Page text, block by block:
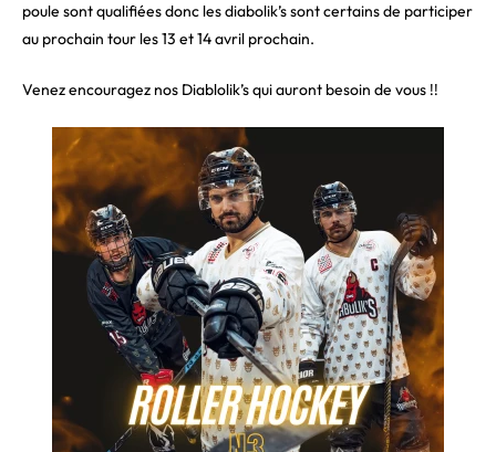
poule sont qualifiées donc les diabolik’s sont certains de participer
au prochain tour les 13 et 14 avril prochain.
Venez encouragez nos Diablolik’s qui auront besoin de vous !!